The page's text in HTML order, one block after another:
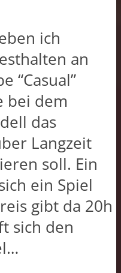
ich
an
“Casual”
bei dem
das
Langzeit
soll. Ein
ein Spiel
gibt da 20h
sich den